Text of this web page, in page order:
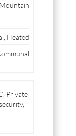
Heated
Private